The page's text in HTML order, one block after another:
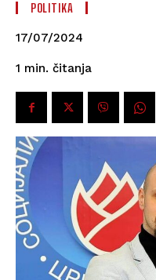
POLITIKA
17/07/2024
1 min. čitanja